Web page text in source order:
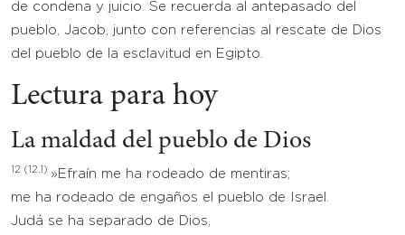
de condena y juicio. Se recuerda al antepasado del
pueblo, Jacob, junto con referencias al rescate de Dios
del pueblo de la esclavitud en Egipto.
Lectura para hoy
La maldad del pueblo de Dios
12 (12.1) »Efraín me ha rodeado de mentiras;
me ha rodeado de engaños el pueblo de Israel.
Judá se ha separado de Dios,